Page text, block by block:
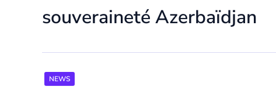
souveraineté Azerbaïdjan
NEWS